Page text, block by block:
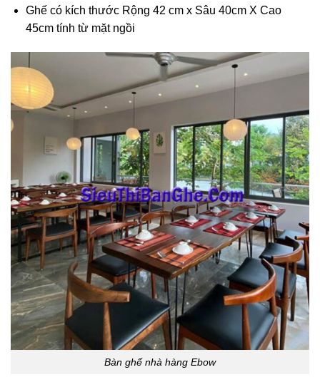
Ghế có kích thước Rộng 42 cm x Sâu 40cm X Cao
45cm tính từ mặt ngồi
Bàn ghế nhà hàng Ebow